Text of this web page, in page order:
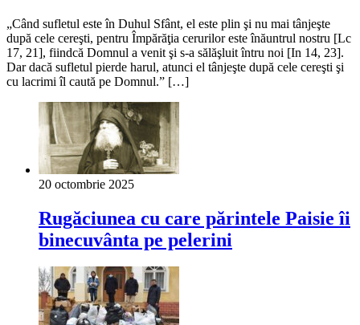
„Când sufletul este în Duhul Sfânt, el este plin şi nu mai tânjeşte
după cele cereşti, pentru Împărăţia cerurilor este înăuntrul nostru [Lc
17, 21], fiindcă Domnul a venit şi s-a sălăşluit întru noi [In 14, 23].
Dar dacă sufletul pierde harul, atunci el tânjeşte după cele cereşti şi
cu lacrimi îl caută pe Domnul.” […]
20 octombrie 2025
Rugăciunea cu care părintele Paisie îi
binecuvânta pe pelerini